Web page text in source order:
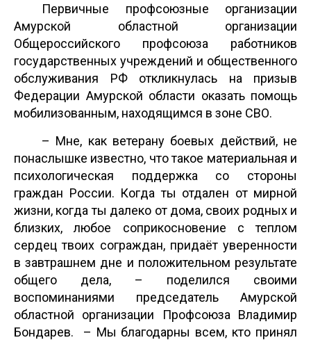
Первичные профсоюзные организации
Амурской областной организации
Общероссийского профсоюза работников
государственных учреждений и общественного
обслуживания РФ откликнулась на призыв
Федерации Амурской области оказать помощь
мобилизованным, находящимся в зоне СВО.
– Мне, как ветерану боевых действий, не
понаслышке известно, что такое материальная и
психологическая поддержка со стороны
граждан России. Когда ты отдален от мирной
жизни, когда ты далеко от дома, своих родных и
близких, любое соприкосновение с теплом
сердец твоих сограждан, придаёт уверенности
в завтрашнем дне и положительном результате
общего дела, – поделился своими
воспоминаниями председатель Амурской
областной организации Профсоюза Владимир
Бондарев. – Мы благодарны всем, кто принял